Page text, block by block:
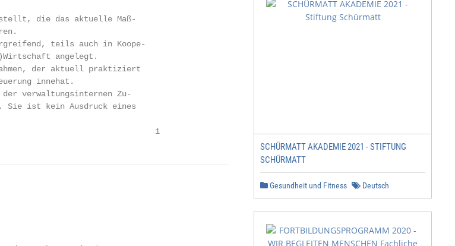
die das aktuelle Maß-
teils auch in Koope-
angelegt.
der aktuell praktiziert
innehat.
verwaltungsinternen Zu-
Sie ist kein Ausdruck eines
1
SCHÜRMATT AKADEMIE 2021 - STIFTUNG
SCHÜRMATT
Gesundheit und Fitness Deutsch